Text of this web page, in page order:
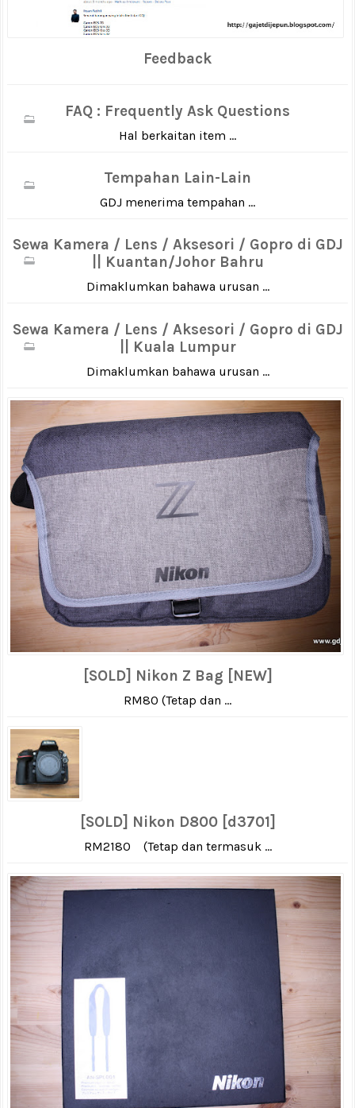
Feedback
FAQ : Frequently Ask Questions
Hal berkaitan item ...
Tempahan Lain-Lain
GDJ menerima tempahan ...
Sewa Kamera / Lens / Aksesori / Gopro di GDJ
|| Kuantan/Johor Bahru
Dimaklumkan bahawa urusan ...
Sewa Kamera / Lens / Aksesori / Gopro di GDJ
|| Kuala Lumpur
Dimaklumkan bahawa urusan ...
[SOLD] Nikon Z Bag [NEW]
RM80 (Tetap dan ...
[SOLD] Nikon D800 [d3701]
RM2180 (Tetap dan termasuk ...